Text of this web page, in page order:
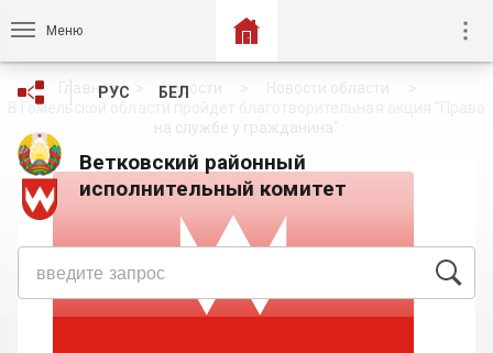
Меню
Ветковский районный
исполнительный комитет
РУС БЕЛ
Главная Новости
В Гомельской области пройдет благотворительная акция "Право
на службе у гражданина"